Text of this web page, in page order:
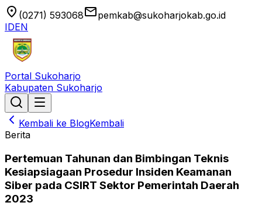
location_on (0271) 593068emailpemkab@sukoharjokab.go.id
IDEN
Portal Sukoharjo
Kabupaten Sukoharjo
Kembali ke BlogKembali
Berita
Pertemuan Tahunan dan Bimbingan Teknis
Kesiapsiagaan Prosedur Insiden Keamanan
Siber pada CSIRT Sektor Pemerintah Daerah
2023